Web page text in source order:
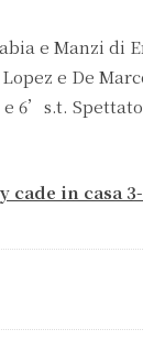
e Manzi di
e De
6’s.t.
in casa 3-